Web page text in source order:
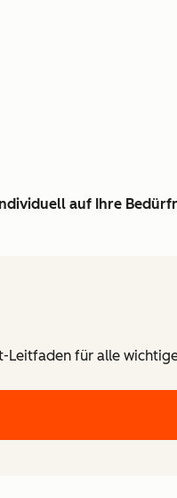
auf Ihre
Leitfaden für alle